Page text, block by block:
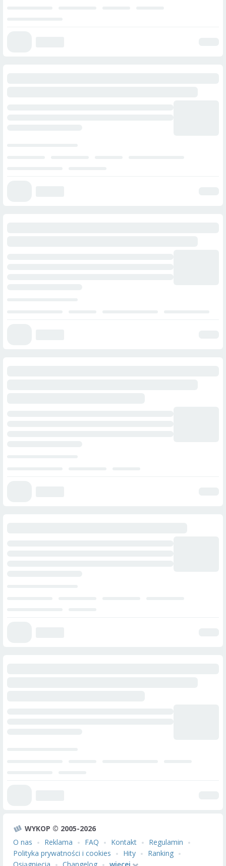
WYKOP © 2005-2026
O nas
Reklama FAQ Kontakt
Regulamin
Polityka prywatności i cookies
Hity
Ranking